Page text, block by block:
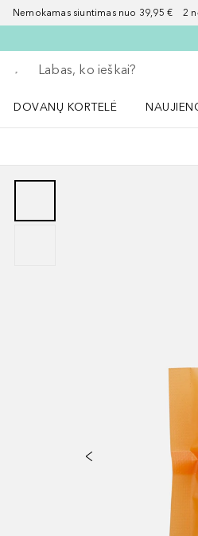
Nemokamas siuntimas nuo 39,95 € 2
Grįžk atgal
Vykdykite paiešką
DOVANŲ KORTELĖ